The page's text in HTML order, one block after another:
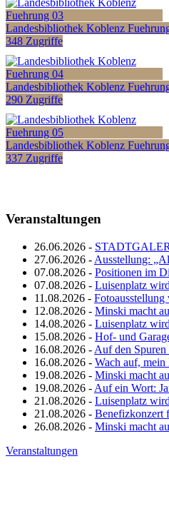
Landesbibliothek Koblenz
348 Zugriffe
Landesbibliothek Koblenz
290 Zugriffe
Landesbibliothek Koblenz
337 Zugriffe
Veranstaltungen
26.06.2026 -
27.06.2026 - Ausstellung:
07.08.2026 - Positionen im
07.08.2026 - Luisenplatz
11.08.2026 -
12.08.2026 - Minski macht
14.08.2026 - Luisenplatz
15.08.2026 - Hof- und
16.08.2026 - Auf den
16.08.2026 - Wach auf,
19.08.2026 - Minski macht
19.08.2026 - Auf ein Wort:
21.08.2026 - Luisenplatz
21.08.2026 - Benefizkonzert
26.08.2026 - Minski macht
Veranstaltungen